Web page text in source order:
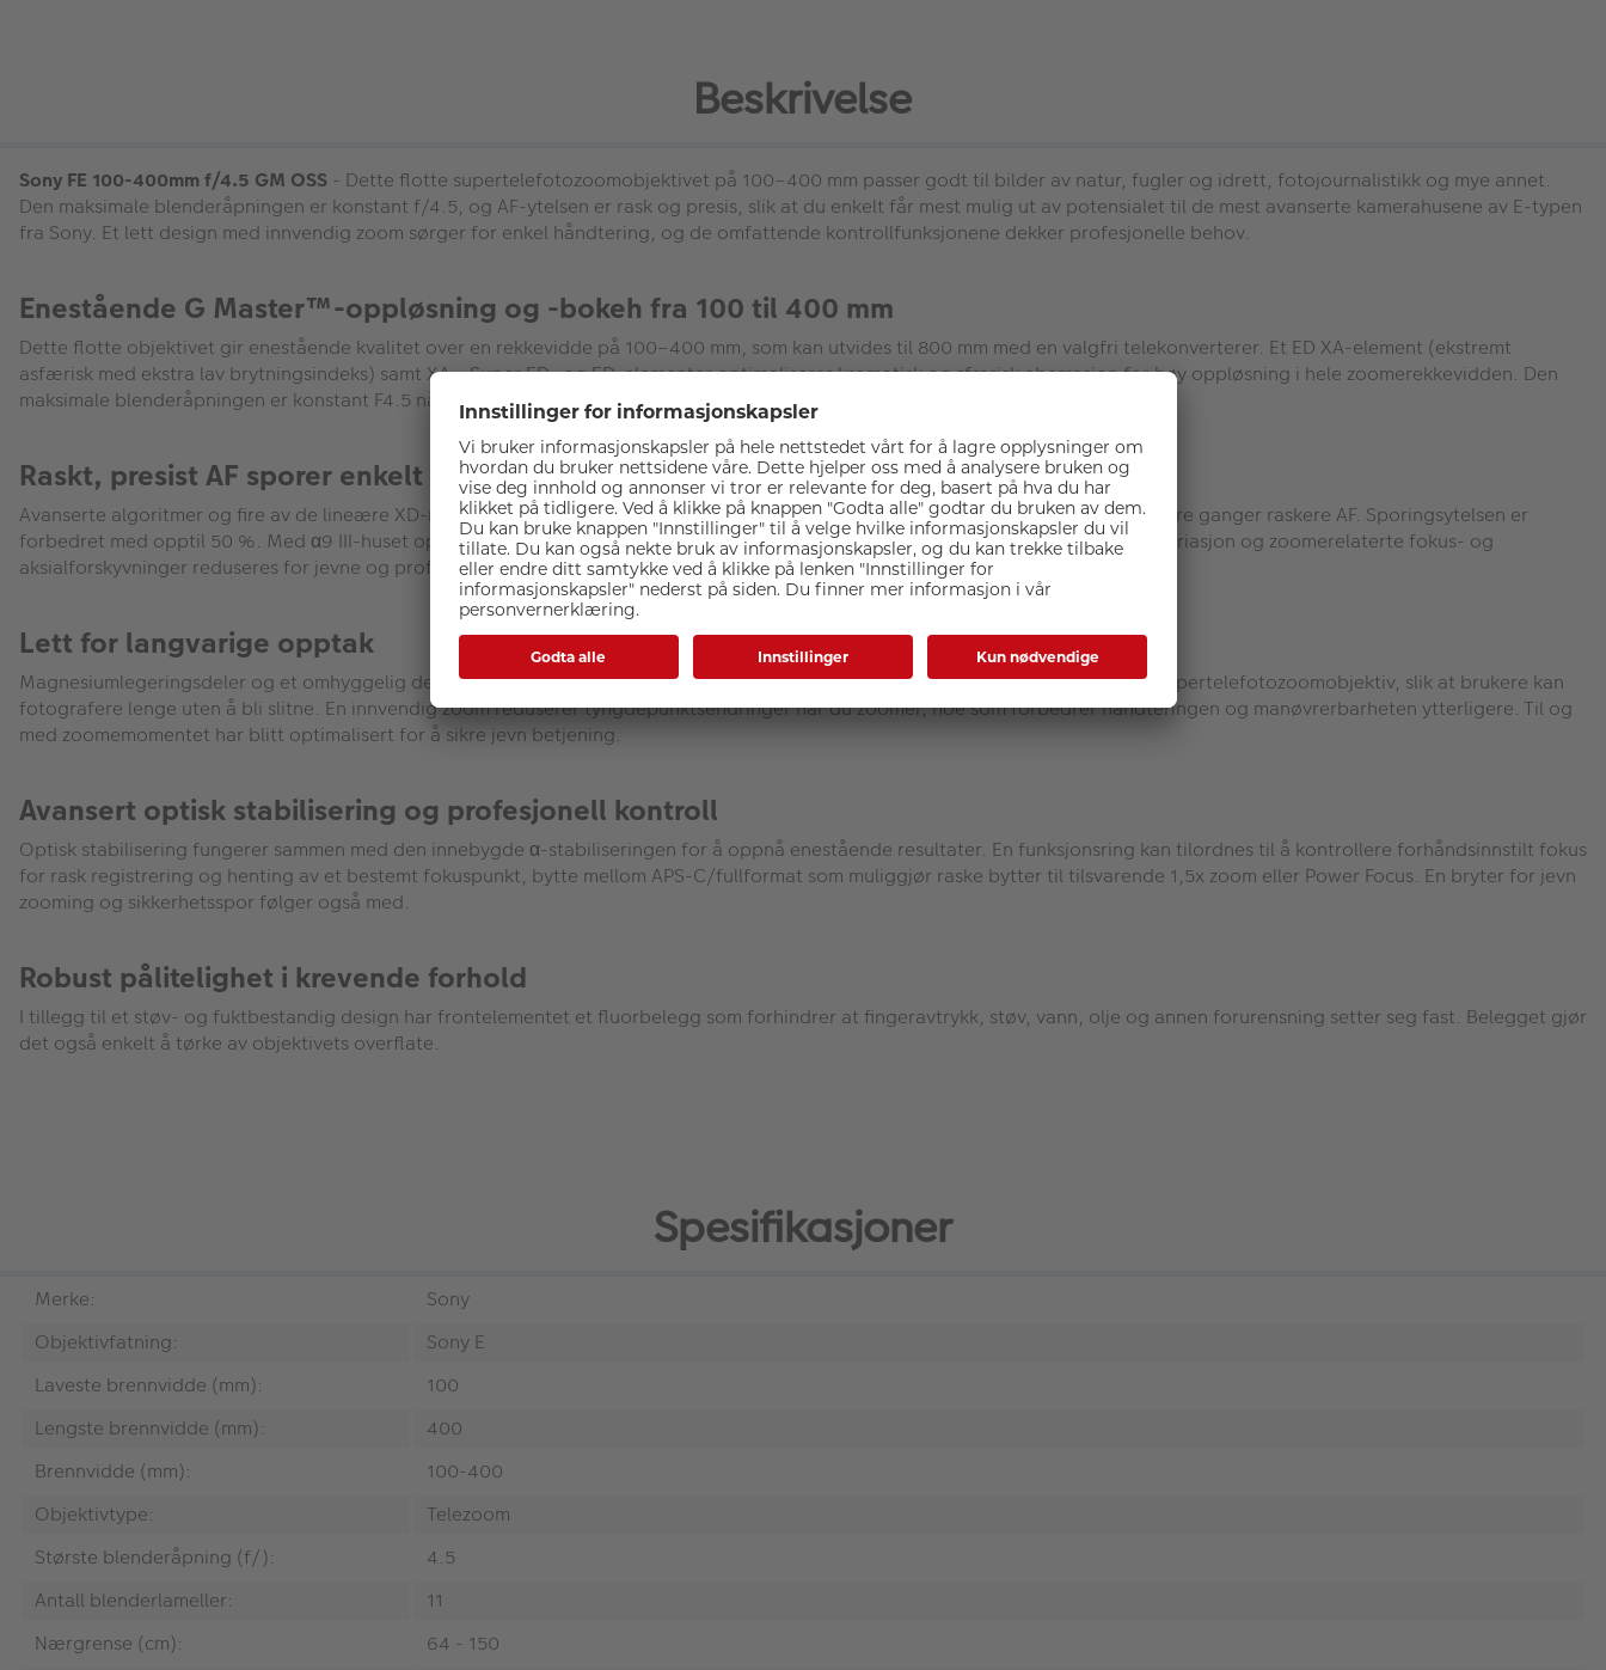
Beskrivelse
Sony FE 100-400mm f/4.5 GM OSS - Dette flotte supertelefotozoomobjektivet på 100–400 mm passer godt til bilder av natur, fugler og idrett, fotojournalistikk og mye annet.
Den maksimale blenderåpningen er konstant f/4.5, og AF-ytelsen er rask og presis, slik at du enkelt får mest mulig ut av potensialet til de mest avanserte kamerahusene av E-typen
fra Sony. Et lett design med innvendig zoom sørger for enkel håndtering, og de omfattende kontrollfunksjonene dekker profesjonelle behov.
Enestående G Master™-oppløsning og -bokeh fra 100 til 400 mm
Dette flotte objektivet gir enestående kvalitet over en rekkevidde på 100–400 mm, som kan utvides til 800 mm med en valgfri telekonverterer. Et ED XA-element (ekstremt
asfærisk med ekstra lav brytningsindeks) samt XA-, Super ED- og ED-elementer optimaliserer kromatisk og sfærisk aberrasjon for høy oppløsning i hele zoomerekkevidden. Den
maksimale blenderåpningen er konstant F4.5 når du zoomer. ED XA- og XA-elementene bidrar til utsøkt G Master-bokeh.
Raskt, presist AF sporer enkelt aktive motiver
Avanserte algoritmer og fire av de lineære XD-motorene (ekstremt dynamiske) til Sony driver de flytende fokusgruppene for opptil tre ganger raskere AF. Sporingsytelsen er
forbedret med opptil 50 %. Med α9 III-huset oppnås pålitelig AF-sporing under seriefotografering på opptil 120 bilder/sek. Fokusvariasjon og zoomerelaterte fokus- og
aksialforskyvninger reduseres for jevne og profesjonelle videoopptak.
Lett for langvarige opptak
Magnesiumlegeringsdeler og et omhyggelig design har resultert i en totalvekt på kun 1840 g. Det er bemerkelsesverdig lett for et supertelefotozoomobjektiv, slik at brukere kan
fotografere lenge uten å bli slitne. En innvendig zoom reduserer tyngdepunktsendringer når du zoomer, noe som forbedrer håndteringen og manøvrerbarheten ytterligere. Til og
med zoomemomentet har blitt optimalisert for å sikre jevn betjening.
Avansert optisk stabilisering og profesjonell kontroll
Optisk stabilisering fungerer sammen med den innebygde α-stabiliseringen for å oppnå enestående resultater. En funksjonsring kan tilordnes til å kontrollere forhåndsinnstilt fokus
for rask registrering og henting av et bestemt fokuspunkt, bytte mellom APS-C/fullformat som muliggjør raske bytter til tilsvarende 1,5x zoom eller Power Focus. En bryter for jevn
zooming og sikkerhetsspor følger også med.
Robust pålitelighet i krevende forhold
I tillegg til et støv- og fuktbestandig design har frontelementet et fluorbelegg som forhindrer at fingeravtrykk, støv, vann, olje og annen forurensning setter seg fast. Belegget gjør
det også enkelt å tørke av objektivets overflate.
Spesifikasjoner
Merke:
Sony
Objektivfatning:
Sony E
Laveste brennvidde (mm):
100
Lengste brennvidde (mm):
400
Brennvidde (mm):
100-400
Objektivtype:
Telezoom
Største blenderåpning (f/):
4.5
Antall blenderlameller:
11
Nærgrense (cm):
64 - 150